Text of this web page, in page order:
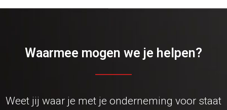
Waarmee mogen we je helpen?
Weet jij waar je met je onderneming voor staat